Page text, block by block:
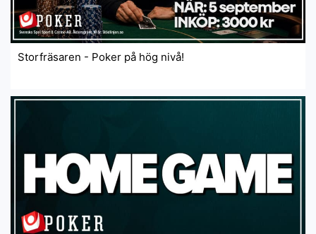
Storfräsaren - Poker på hög nivå!